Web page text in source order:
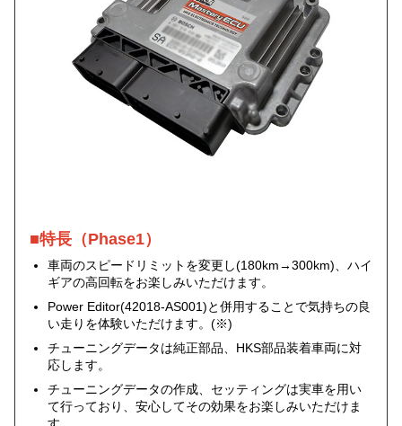
■特長（Phase1）
車両のスピードリミットを変更し(180km→300km)、ハイ
ギアの高回転をお楽しみいただけます。
Power Editor(42018-AS001)と併用することで気持ちの良
い走りを体験いただけます。(※)
チューニングデータは純正部品、HKS部品装着車両に対
応します。
チューニングデータの作成、セッティングは実車を用い
て行っており、安心してその効果をお楽しみいただけま